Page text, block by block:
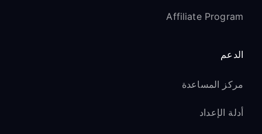
Affiliate Program
الدعم
مركز المساعدة
أدلة الإعداد